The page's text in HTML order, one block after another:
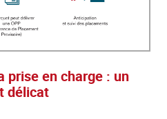
prise en charge : un
délicat